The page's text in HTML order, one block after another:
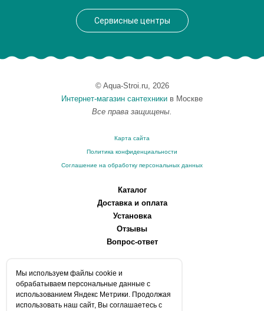
Сервисные центры
© Aqua-Stroi.ru, 2026
Интернет-магазин сантехники в Москве
Все права защищены.
Карта сайта
Политика конфиденциальности
Соглашение на обработку персональных данных
Каталог
Доставка и оплата
Установка
Отзывы
Вопрос-ответ
Сервисные центры
Контакты
Мы используем файлы сookie и
обрабатываем персональные данные с
использованием Яндекс Метрики. Продолжая
использовать наш сайт, Вы соглашаетесь с